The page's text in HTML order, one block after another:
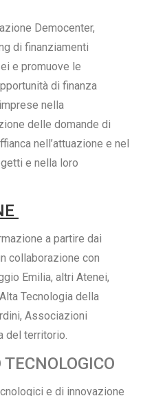
Democenter,
di finanziamenti
e promuove le
di finanza
nella
delle domande di
nell’attuazione e nel
e nella loro
a partire dai
collaborazione con
Emilia, altri Atenei,
Tecnologia della
Associazioni
del territorio.
e di innovazione